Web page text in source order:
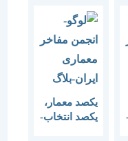
یکصد معمار،
یکصد انتخاب-